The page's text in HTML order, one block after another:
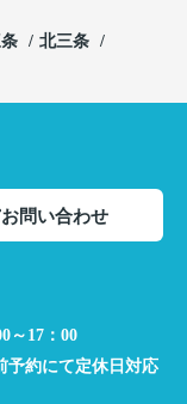
北三条
お問い合わせ
～17：00
約にて定休日対応